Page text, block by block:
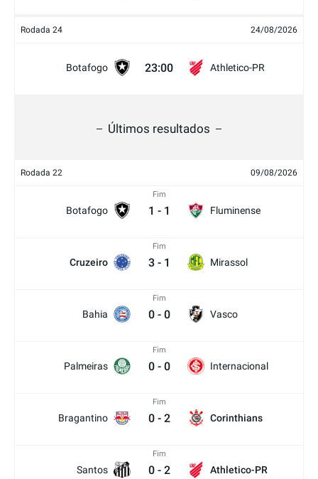
Rodada 24 24/08/2026
Botafogo 23:00 Athletico-PR
Últimos resultados
Rodada 22 09/08/2026
Botafogo
Fim
1 - 1 Fluminense
Cruzeiro
Fim
3 - 1 Mirassol
Bahia
Fim
0 - 0 Vasco
Palmeiras
Fim
0 - 0 Internacional
Bragantino
Fim
0 - 2 Corinthians
Santos
Fim
0 - 2 Athletico-PR